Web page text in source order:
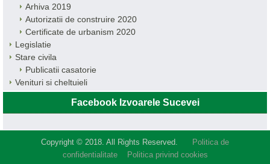
Arhiva 2019
Autorizatii de construire 2020
Certificate de urbanism 2020
Legislatie
Stare civila
Publicatii casatorie
Venituri si cheltuieli
Facebook Izvoarele Sucevei
Copyright © 2018. All Rights Reserved.
Politica de
confidentialitate
Politica privind cookies